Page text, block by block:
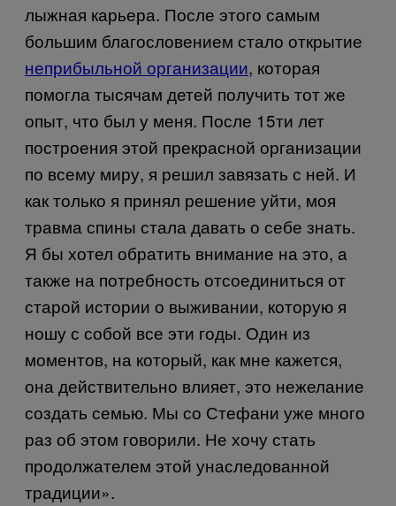
лыжная карьера. После этого самым
большим благословением стало открытие
неприбыльной организации, которая
помогла тысячам детей получить тот же
опыт, что был у меня. После 15ти лет
построения этой прекрасной организации
по всему миру, я решил завязать с ней. И
как только я принял решение уйти, моя
травма спины стала давать о себе знать.
Я бы хотел обратить внимание на это, а
также на потребность отсоединиться от
старой истории о выживании, которую я
ношу с собой все эти годы. Один из
моментов, на который, как мне кажется,
она действительно влияет, это нежелание
создать семью. Мы со Стефани уже много
раз об этом говорили. Не хочу стать
продолжателем этой унаследованной
традиции».